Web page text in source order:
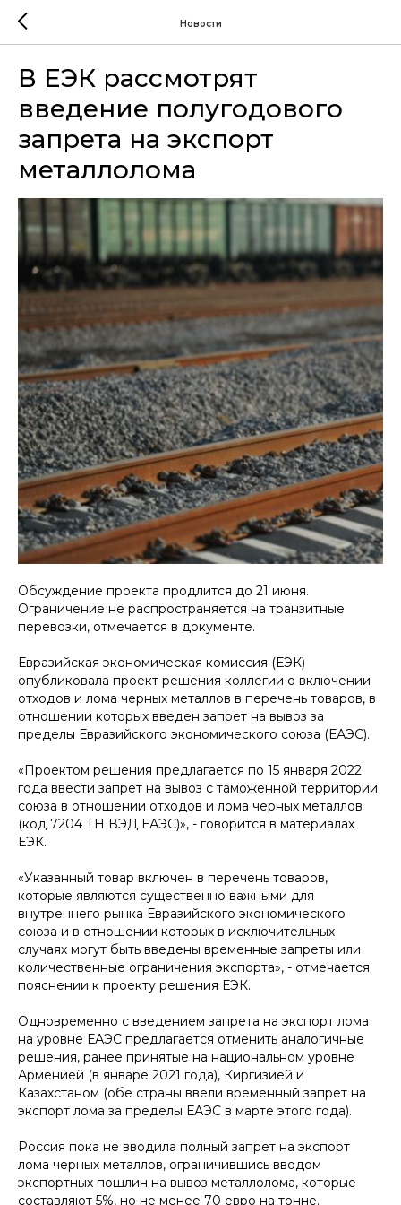
Новости
В ЕЭК рассмотрят
введение полугодового
запрета на экспорт
металлолома
Обсуждение проекта продлится до 21 июня.
Ограничение не распространяется на транзитные
перевозки, отмечается в документе.
Евразийская экономическая комиссия (ЕЭК)
опубликовала проект решения коллегии о включении
отходов и лома черных металлов в перечень товаров, в
отношении которых введен запрет на вывоз за
пределы Евразийского экономического союза (ЕАЭС).
«Проектом решения предлагается по 15 января 2022
года ввести запрет на вывоз с таможенной территории
союза в отношении отходов и лома черных металлов
(код 7204 ТН ВЭД ЕАЭС)», - говорится в материалах
ЕЭК.
«Указанный товар включен в перечень товаров,
которые являются существенно важными для
внутреннего рынка Евразийского экономического
союза и в отношении которых в исключительных
случаях могут быть введены временные запреты или
количественные ограничения экспорта», - отмечается
пояснении к проекту решения ЕЭК.
Одновременно с введением запрета на экспорт лома
на уровне ЕАЭС предлагается отменить аналогичные
решения, ранее принятые на национальном уровне
Арменией (в январе 2021 года), Киргизией и
Казахстаном (обе страны ввели временный запрет на
экспорт лома за пределы ЕАЭС в марте этого года).
Россия пока не вводила полный запрет на экспорт
лома черных металлов, ограничившись вводом
экспортных пошлин на вывоз металлолома, которые
составляют 5%, но не менее 70 евро на тонне.